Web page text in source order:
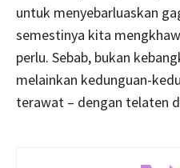
untuk menyebarluaskan
semestinya kita
perlu. Sebab, bukan
melainkan kedunguan-
terawat – dengan telaten